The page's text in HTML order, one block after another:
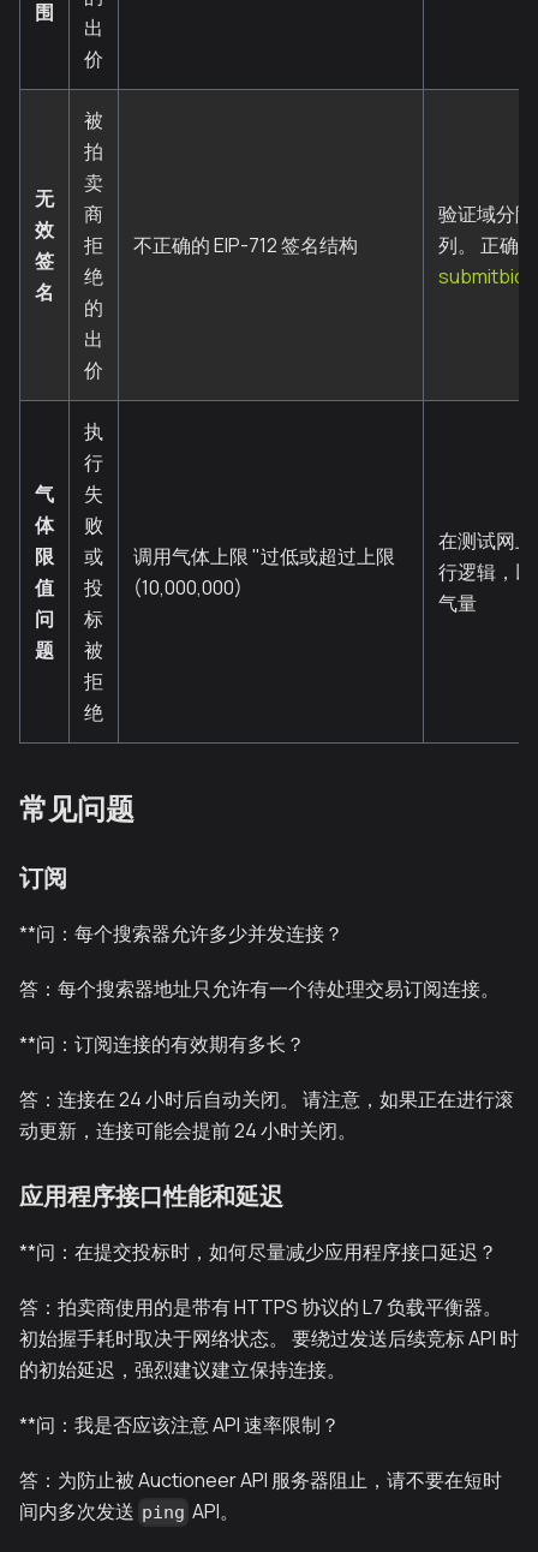
围
出
价
无
效
签
名
被
拍
卖
商
拒
绝
的
出
价
不正确的 EIP-712 签名结构
验证域分
列。 正确
气
体
限
值
问
题
执
行
失
败
或
投
标
被
拒
绝
调用气体上限 "过低或超过上限
(10,000,000)
在测试网
行逻辑，
气量
常见问题
订阅
**问：每个搜索器允许多少并发连接？
答：每个搜索器地址只允许有一个待处理交易订阅连接。
**问：订阅连接的有效期有多长？
答：连接在 24 小时后自动关闭。 请注意，如果正在进行滚
动更新，连接可能会提前 24 小时关闭。
应用程序接口性能和延迟
**问：在提交投标时，如何尽量减少应用程序接口延迟？
答：拍卖商使用的是带有 HTTPS 协议的 L7 负载平衡器。
初始握手耗时取决于网络状态。 要绕过发送后续竞标 API 时
的初始延迟，强烈建议建立保持连接。
**问：我是否应该注意 API 速率限制？
答：为防止被 Auctioneer API 服务器阻止，请不要在短时
间内多次发送 ping API。